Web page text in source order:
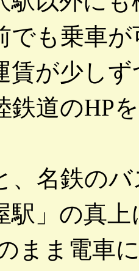
でも乗車
賃が少し
鉄道のHP
名鉄のバ
駅」の真
まま電車